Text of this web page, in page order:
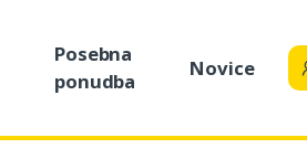
Posebna
ponudba
Novice